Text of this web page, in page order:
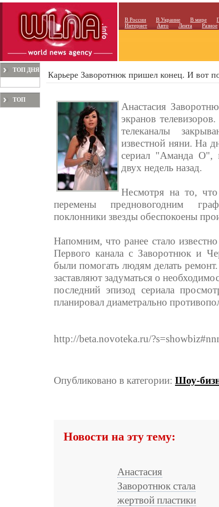
В России В Украине В мире
Интернет
Авто Лента Разное
ТОП ДНЯ
ТОП
Карьере Заворотнюк пришел конец. И вот
Анастасия
экранов
телеканалы
известной няни. На
сериал "Аманда О",
двух недель назад.
Несмотря на то, что
перемены предновогодним
поклонники звезды обеспокоены
Напомним, что ранее стало
Первого канала с Заворотнюк и
были помогать людям делать
заставляют задуматься о
последний эпизод сериала
планировал диаметрально
http://beta.novoteka.ru/
Опубликовано в категории: Шоу-
Новости на эту тему:
Анастасия
Заворотнюк стала
жертвой пластики